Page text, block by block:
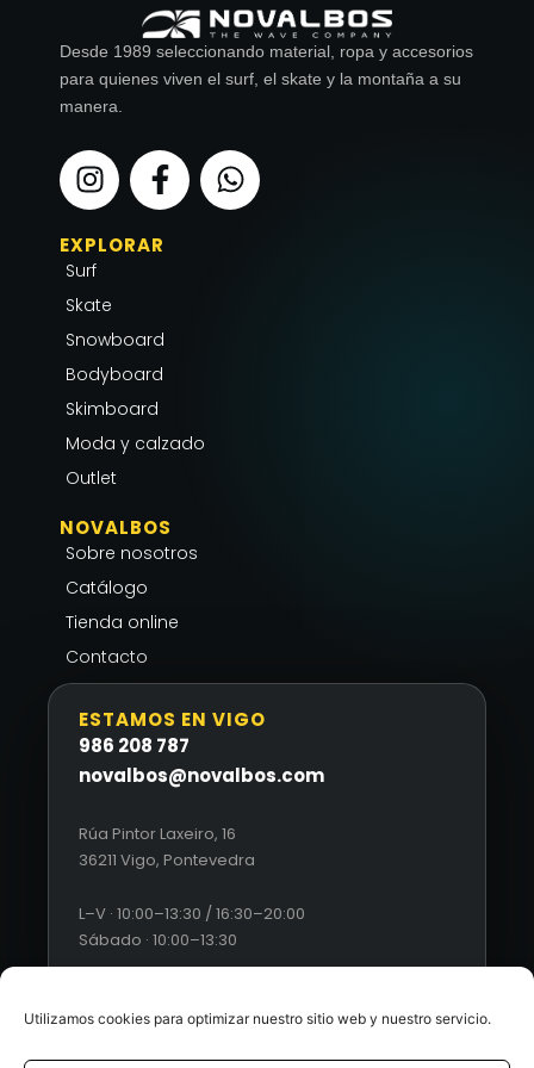
Utilizamos cookies para optimizar nuestro sitio web y nuestro servicio.
Desde 1989 seleccionando material, ropa y accesorios
para quienes viven el surf, el skate y la montaña a su
manera.
I
n
s
t
a
g
r
a
m
F
a
c
e
o
k
f
W
h
a
EXPLORAR
Surf
Skate
Snowboard
Bodyboard
Skimboard
Moda y calzado
Outlet
NOVALBOS
Sobre nosotros
Catálogo
Tienda online
Contacto
ESTAMOS EN VIGO
986 208 787
novalbos@novalbos.com
Rúa Pintor Laxeiro, 16
36211 Vigo, Pontevedra
L–V · 10:00–13:30 / 16:30–20:00
Sábado · 10:00–13:30